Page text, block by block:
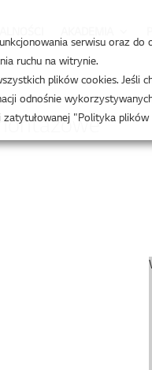
serwisu oraz do
ruchu na witrynie.
plików cookies. Jeśli
odnośnie
zatytułowanej "Polityka plików